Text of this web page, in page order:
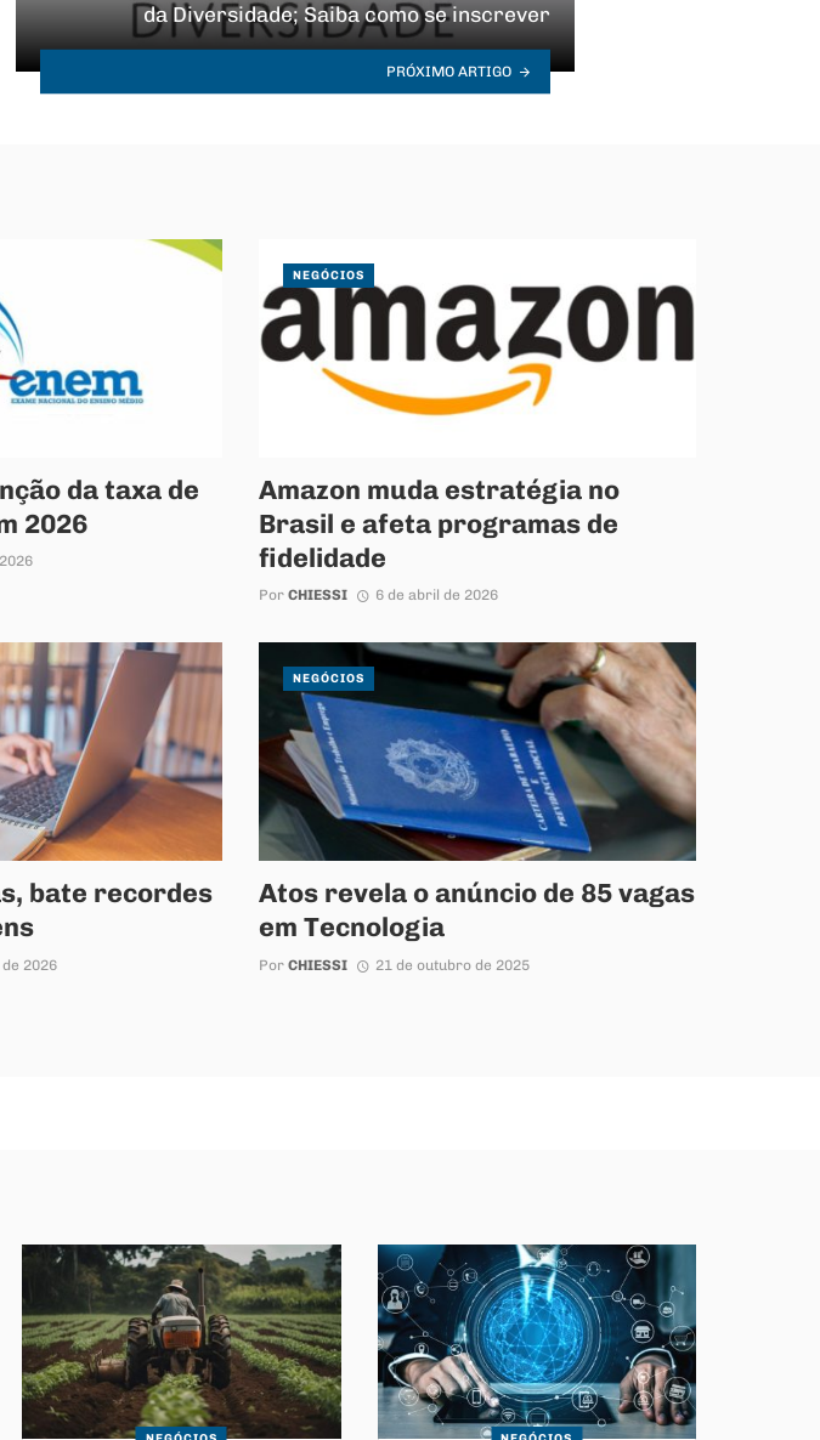
da Diversidade; Saiba como se inscrever
PRÓXIMO ARTIGO
da taxa de
2026
Amazon muda estratégia no
Brasil e afeta programas de
fidelidade
Por CHIESSI 6 de abril de 2026
NEGÓCIOS
bate recordes
2026
Atos revela o anúncio de 85 vagas
em Tecnologia
Por CHIESSI 21 de outubro de 2025
NEGÓCIOS